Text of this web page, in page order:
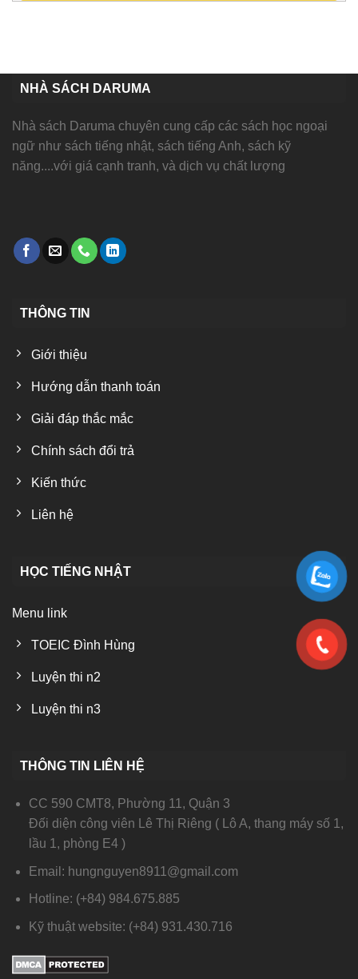
NHÀ SÁCH DARUMA
Nhà sách Daruma chuyên cung cấp các sách học ngoại
ngữ như sách tiếng nhật, sách tiếng Anh, sách kỹ
năng....với giá cạnh tranh, và dịch vụ chất lượng
THÔNG TIN
Giới thiệu
Hướng dẫn thanh toán
Giải đáp thắc mắc
Chính sách đổi trả
Kiến thức
Liên hệ
HỌC TIẾNG NHẬT
Menu link
TOEIC Đình Hùng
Luyện thi n2
Luyện thi n3
THÔNG TIN LIÊN HỆ
CC 590 CMT8, Phường 11, Quận 3
Đối diện công viên Lê Thị Riêng ( Lô A, thang máy số 1,
lầu 1, phòng E4 )
Email: hungnguyen8911@gmail.com
Hotline: (+84) 984.675.885
Kỹ thuật website: (+84) 931.430.716